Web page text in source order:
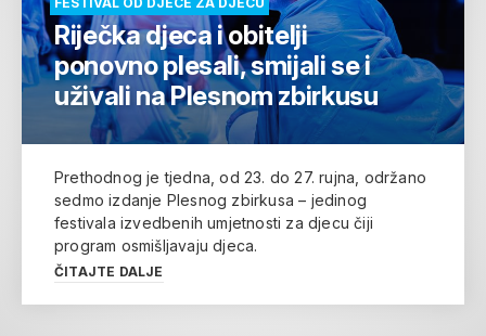
Riječka djeca i obitelji
ponovno plesali, smijali se i
uživali na Plesnom zbirkusu
Prethodnog je tjedna, od 23. do 27. rujna, održano
sedmo izdanje Plesnog zbirkusa – jedinog
festivala izvedbenih umjetnosti za djecu čiji
program osmišljavaju djeca.
ČITAJTE DALJE